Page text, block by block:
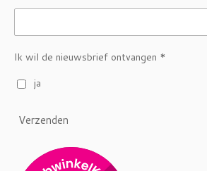
Ik wil de nieuwsbrief ontvangen *
ja
Verzenden